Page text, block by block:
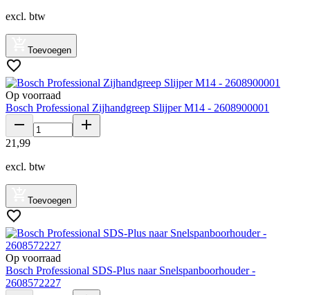
excl. btw
Toevoegen
Op voorraad
Bosch Professional Zijhandgreep Slijper M14 - 2608900001
21 ,99
excl. btw
Toevoegen
Op voorraad
Bosch Professional SDS-Plus naar Snelspanboorhouder -
2608572227